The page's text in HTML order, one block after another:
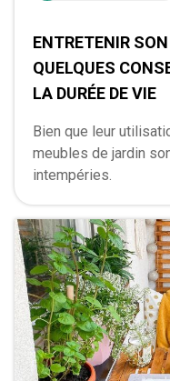
ENTRETENIR
QUELQUES
LA DURÉE DE VIE
Bien que leur
meubles de jardin
intempéries.